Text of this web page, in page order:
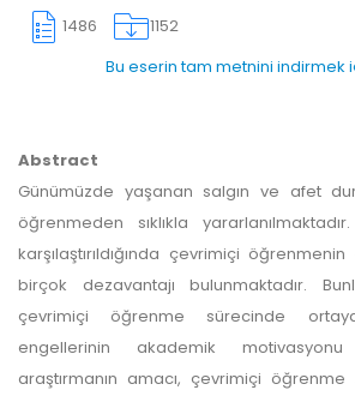
1486
1152
Bu eserin tam metnini indirmek
Abstract
Günümüzde yaşanan salgın ve afet
öğrenmeden sıklıkla
karşılaştırıldığında çevrimiçi öğrenmenin
birçok dezavantajı bulunmaktadır.
çevrimiçi öğrenme sürecinde
engellerinin akademik
araştırmanın amacı, çevrimiçi